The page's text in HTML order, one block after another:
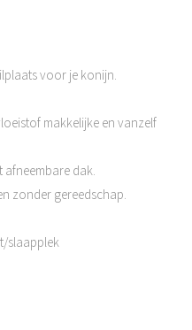
voor je konijn.
makkelijke en vanzelf
dak.
zonder gereedschap.
slaapplek